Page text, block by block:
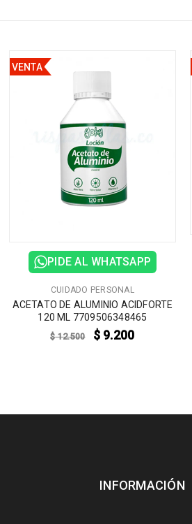
VENTA
PIDE AL WHATSAPP
CUIDADO PERSONAL
ACETATO DE ALUMINIO ACIDFORTE
120 ML 7709506348465
$12.500 $9.200
INFORMACIÓN